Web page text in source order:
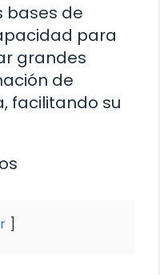
bases de
para
grandes
de
facilitando su